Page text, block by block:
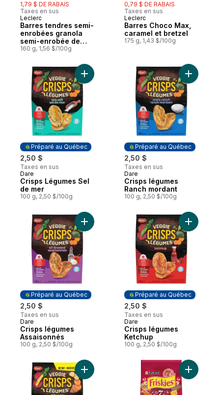
1,79 $ DE RABAIS
Taxes en sus
Leclerc
Barres tendres semi-
enrobées granola
semi-enrobée de
chocolat monstre
160 g, 1,56 $/100g
0,79 $ DE RABAIS
Taxes en sus
Leclerc
Barres Choco Max,
caramel et bretzel
175 g, 1,43 $/100g
Préparé au Québec
2,50 $
Taxes en sus
Préparé au Québec
Dare
Crisps Légumes Sel
de mer
100 g, 2,50 $/100g
Ajouter Crisps Légumes Sel de mer au
Préparé au Québec
2,50 $
Taxes en sus
Préparé au Québec
Dare
Crisps légumes
Ranch mordant
100 g, 2,50 $/100g
Ajouter
Préparé au Québec
2,50 $
Taxes en sus
Préparé au Québec
Dare
Crisps légumes
Assaisonnés
100 g, 2,50 $/100g
Ajouter Crisps légumes Assaisonnés au
Préparé au Québec
2,50 $
Taxes en sus
Préparé au Québec
Dare
Crisps légumes
Ketchup
100 g, 2,50 $/100g
Ajouter
Ajouter Crisps Légume Cornichon àAjouter